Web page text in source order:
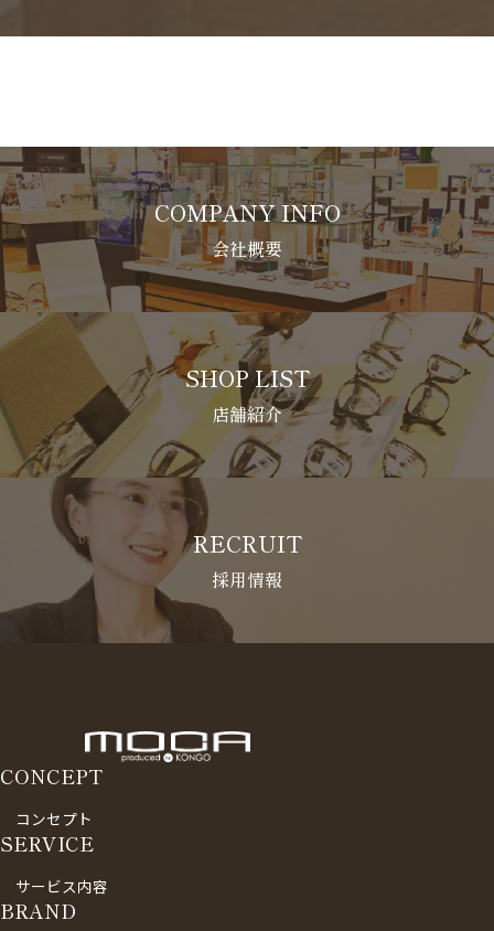
COMPANY INFO
会社概要
SHOP LIST
店舗紹介
RECRUIT
採用情報
CONCEPT
コンセプト
SERVICE
サービス内容
BRAND